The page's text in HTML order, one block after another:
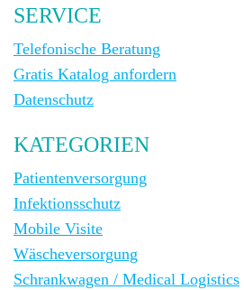
SERVICE
Telefonische Beratung
Gratis Katalog anfordern
Datenschutz
KATEGORIEN
Patientenversorgung
Infektionsschutz
Mobile Visite
Wäscheversorgung
Schrankwagen / Medical Logistics